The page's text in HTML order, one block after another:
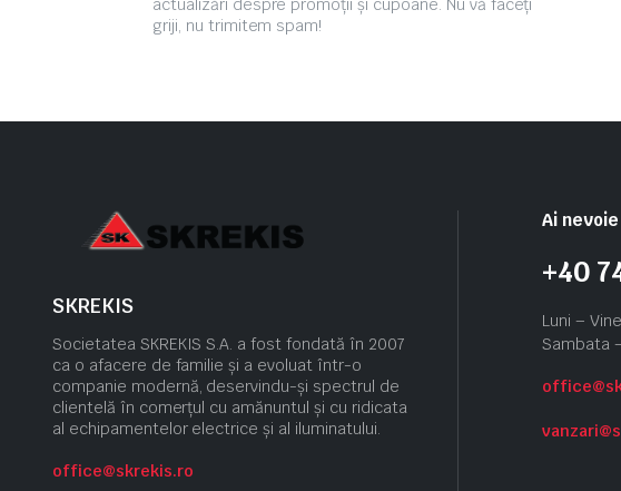
griji, nu trimitem spam!
SKREKIS
Societatea SKREKIS S.A. a fost fondată în 2007
ca o afacere de familie și a evoluat într-o
companie modernă, deservindu-și spectrul de
clientelă în comerțul cu amănuntul și cu ridicata
al echipamentelor electrice și al iluminatului.
office@skrekis.ro
Ai
+40
Luni –
Sambata